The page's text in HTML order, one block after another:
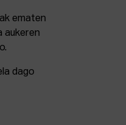
ematen
aukeren
dago